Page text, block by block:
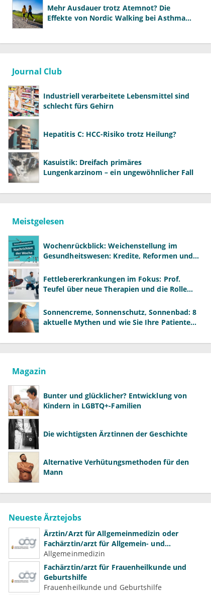
Mehr Ausdauer trotz Atemnot? Die
Effekte von Nordic Walking bei Asthma
Journal Club
Industriell verarbeitete Lebensmittel sind
schlecht fürs Gehirn
Hepatitis C: HCC-Risiko trotz Heilung?
Kasuistik: Dreifach primäres
Lungenkarzinom – ein ungewöhnlicher Fall
Meistgelesen
Wochenrückblick: Weichenstellung im
Gesundheitswesen: Kredite, Reformen und
Fettlebererkrankungen im Fokus: Prof.
Teufel über neue Therapien und die Rolle
Sonnencreme, Sonnenschutz, Sonnenbad: 8
aktuelle Mythen und wie Sie Ihre Patienten
Magazin
Bunter und glücklicher? Entwicklung von
Kindern in LGBTQ+-Familien
Die wichtigsten Ärztinnen der Geschichte
Alternative Verhütungsmethoden für den
Mann
Neueste Ärztejobs
Ärztin/Arzt für Allgemeinmedizin oder
Fachärztin/arzt für Allgemein- und
Familienmedizin für Psychiatrie und
Psychotherapeutische Medizin
Allgemeinmedizin
Fachärztin/arzt für Frauenheilkunde und
Geburtshilfe
Frauenheilkunde und Geburtshilfe